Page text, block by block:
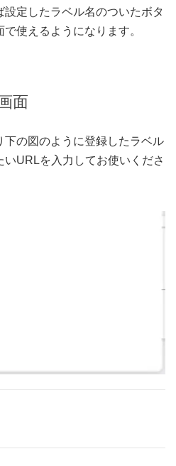
定したラベル名のついたボタ
使えるようになります。
面
下の図のように登録したラベル
URLを入力してお使いくださ